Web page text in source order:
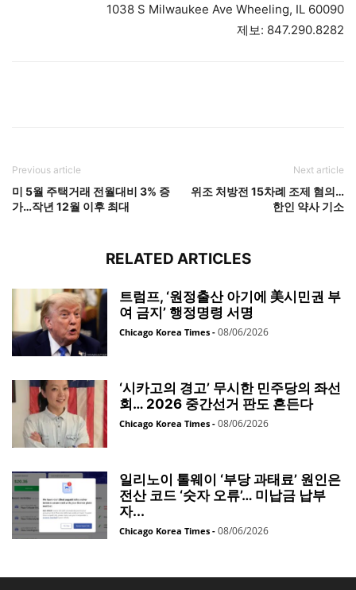
1038 S Milwaukee Ave Wheeling, IL 60090
제보: 847.290.8282
Previous article
미 5월 주택거래 전월대비 3% 증
가…작년 12월 이후 최대
Next article
위조 처방전 15차례 조제 혐의…
한인 약사 기소
RELATED ARTICLES
트럼프, ‘원정출산 아기에 美시민권 부
여 금지’ 행정명령 서명
Chicago Korea Times - 08/06/2026
‘시카고의 경고’ 무시한 민주당의 좌선
회… 2026 중간선거 판도 흔든다
Chicago Korea Times - 08/06/2026
일리노이 톨웨이 ‘부당 과태료’ 원인은
전산 코드 ‘숫자 오류’… 미납금 납부
자...
Chicago Korea Times - 08/06/2026